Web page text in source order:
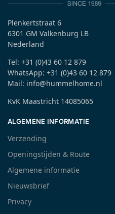
Plenkertstraat 6
6301 GM Valkenburg LB
Nederland
Tel: +31 (0)43 60 12 879
WhatsApp: +31 (0)43 60 12 879
Mail: info@hummelhome.nl
KvK Maastricht 14085065
ALGEMENE INFORMATIE
Verzending
Openingstijden & Route
Algemene informatie
Nieuwsbrief
Privacy